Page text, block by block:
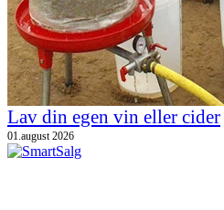
Lav din egen vin eller cider
01.august 2026